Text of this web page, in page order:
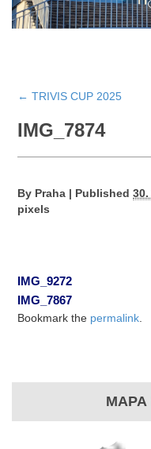
← TRIVIS CUP 2025
IMG_7874
By Praha | Published 30.
pixels
IMG_9272
IMG_7867
Bookmark the permalink
MAPA